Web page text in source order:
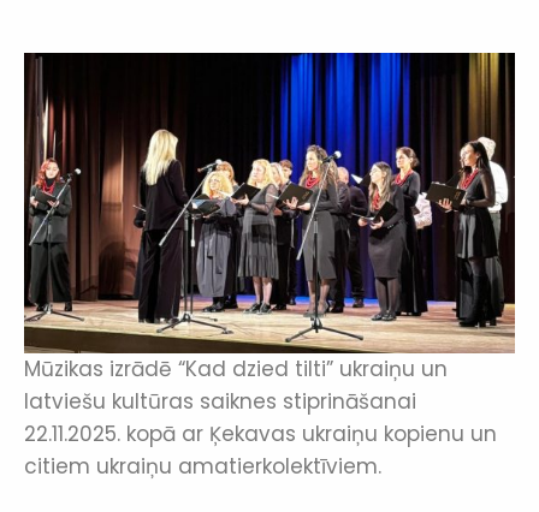
Mūzikas izrādē “Kad dzied tilti” ukraiņu un
latviešu kultūras saiknes stiprināšanai
22.11.2025. kopā ar Ķekavas ukraiņu kopienu un
citiem ukraiņu amatierkolektīviem.